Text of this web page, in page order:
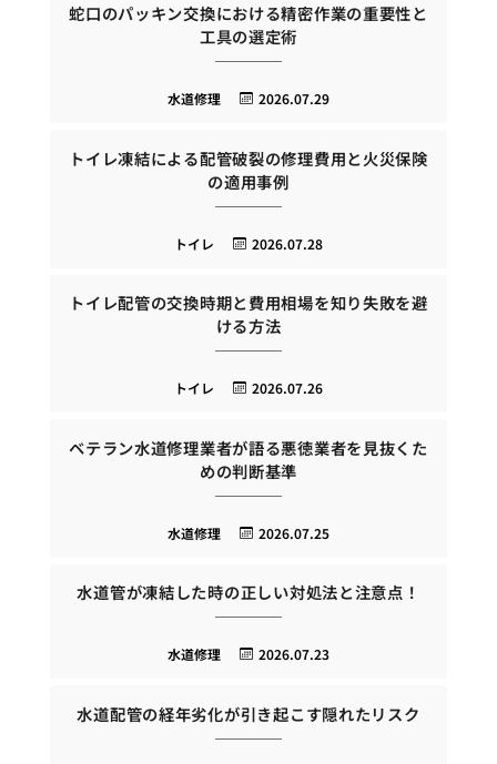
蛇口のパッキン交換における精密作業の重要性と
工具の選定術
2026.07.29
水道修理
トイレ凍結による配管破裂の修理費用と火災保険
の適用事例
2026.07.28
トイレ
トイレ配管の交換時期と費用相場を知り失敗を避
ける方法
2026.07.26
トイレ
ベテラン水道修理業者が語る悪徳業者を見抜くた
めの判断基準
2026.07.25
水道修理
水道管が凍結した時の正しい対処法と注意点！
2026.07.23
水道修理
水道配管の経年劣化が引き起こす隠れたリスク